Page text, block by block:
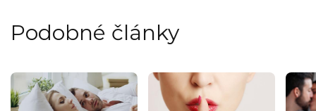
Podobné články